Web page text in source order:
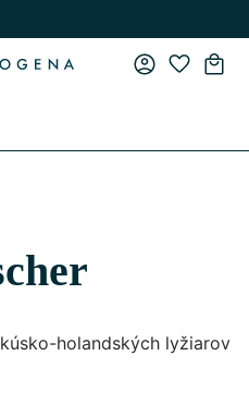
holandských lyžiarov